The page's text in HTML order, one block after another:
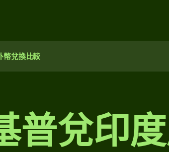
幣兌換比較
普兌印